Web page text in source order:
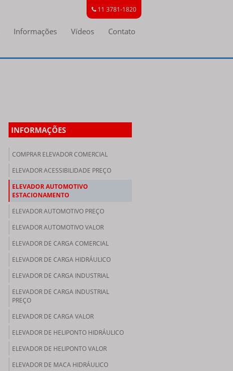
Informações Vídeos Contato
11 3781-1820
INFORMAÇÕES
COMPRAR ELEVADOR COMERCIAL
ELEVADOR ACESSIBILIDADE PREÇO
ELEVADOR AUTOMOTIVO
ESTACIONAMENTO
ELEVADOR AUTOMOTIVO PREÇO
ELEVADOR AUTOMOTIVO VALOR
ELEVADOR DE CARGA COMERCIAL
ELEVADOR DE CARGA HIDRÁULICO
ELEVADOR DE CARGA INDUSTRIAL
ELEVADOR DE CARGA INDUSTRIAL
PREÇO
ELEVADOR DE CARGA VALOR
ELEVADOR DE HELIPONTO HIDRÁULICO
ELEVADOR DE HELIPONTO VALOR
ELEVADOR DE MACA HIDRÁULICO